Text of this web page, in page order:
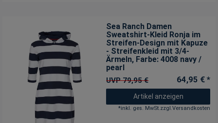
Sea Ranch Damen
Sweatshirt-Kleid Ronja im
Streifen-Design mit Kapuze
- Streifenkleid mit 3/4-
Ärmeln, Farbe: 4008 navy /
pearl
UVP 79,95 € 64,95 € *
Artikel anzeigen
*inkl. ges. MwSt.zzgl.Versandkosten